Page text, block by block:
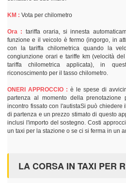
KM : Vota per chilometro
Ora : tariffa oraria, si innesta
funzione e il veicolo è fermo (ingorgo, in
con la tariffa chilometrica quando la
congiunzione orari e tariffe km (velocità
tariffa chilometrica applicata), in
riconoscimento per il tasso chilometro.
ONERI APPROCCIO : è le spese di
partenza al momento della
incontro fissato con l'autistaSi può
di partenza e un prezzo stimato di questo
inclusi l'importo del sostegno. Costi
un taxi per la stazione o se ci si ferma in un
LA CORSA IN TAXI PER